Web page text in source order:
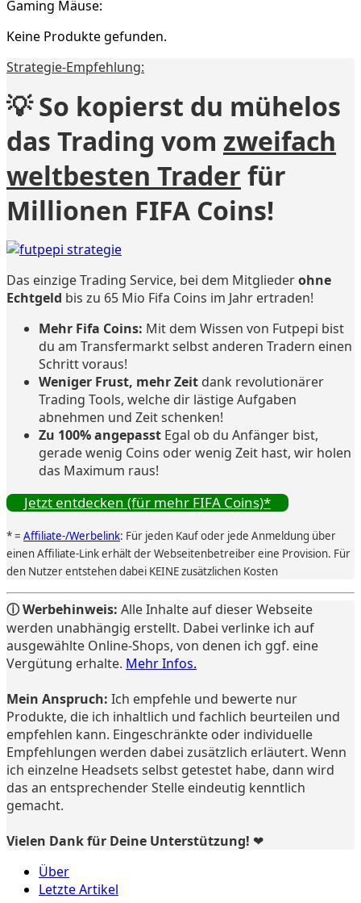
Gaming Mäuse:
Keine Produkte gefunden.
Strategie-Empfehlung:
💡 So kopierst du mühelos
das Trading vom zweifach
weltbesten Trader für
Millionen FIFA Coins!
Das einzige Trading Service, bei dem Mitgliederohne
Echtgeld bis zu 65 Mio Fifa Coins im Jahr ertraden!
Mehr Fifa Coins: Mit dem Wissen von Futpepi bist
du am Transfermarkt selbst anderen Tradern einen
Schritt voraus!
Weniger Frust, mehr Zeit dank revolutionärer
Trading Tools, welche dir lästige Aufgaben
abnehmen und Zeit schenken!
Zu 100% angepasst Egal ob du Anfänger bist,
gerade wenig Coins oder wenig Zeit hast, wir holen
das Maximum raus!
Jetzt entdecken (für mehr FIFA Coins)*
* = Affiliate-/Werbelink: Für jeden Kauf oder jede Anmeldung über
einen Affiliate-Link erhält der Webseitenbetreiber eine Provision. Für
den Nutzer entstehen dabei KEINE zusätzlichen Kosten
ⓘ Werbehinweis: Alle Inhalte auf dieser Webseite
werden unabhängig erstellt. Dabei verlinke ich auf
ausgewählte Online-Shops, von denen ich ggf. eine
Vergütung erhalte. Mehr Infos.
Mein Anspruch: Ich empfehle und bewerte nur
Produkte, die ich inhaltlich und fachlich beurteilen und
empfehlen kann. Eingeschränkte oder individuelle
Empfehlungen werden dabei zusätzlich erläutert. Wenn
ich einzelne Headsets selbst getestet habe, dann wird
das an entsprechender Stelle eindeutig kenntlich
gemacht.
Vielen Dank für Deine Unterstützung! ❤️
Über
Letzte Artikel